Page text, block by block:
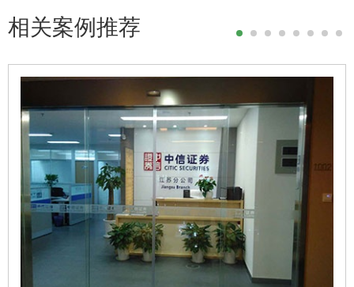
相关案例推荐